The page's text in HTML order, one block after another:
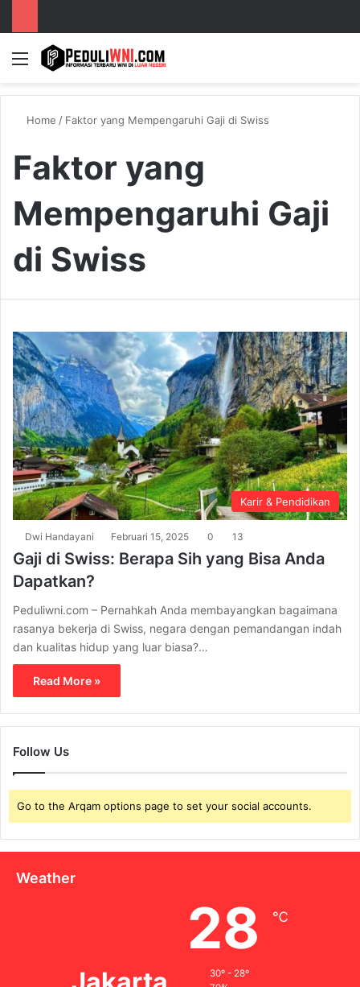
Menu
Home / Faktor yang Mempengaruhi Gaji di Swiss
Faktor yang
Mempengaruhi Gaji
di Swiss
Karir & Pendidikan
Dwi Handayani Februari 15, 2025 0 13
Gaji di Swiss: Berapa Sih yang Bisa Anda
Dapatkan?
Peduliwni.com – Pernahkah Anda membayangkan bagaimana
rasanya bekerja di Swiss, negara dengan pemandangan indah
dan kualitas hidup yang luar biasa?…
Read More »
Follow Us
Go to the Arqam options page to set your social accounts.
Weather
28 ℃
30º - 28º